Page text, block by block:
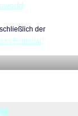
der
Formular!